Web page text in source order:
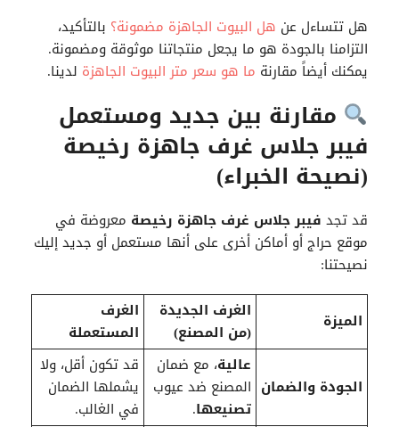
هل تتساءل عن هل البيوت الجاهزة مضمونة؟ بالتأكيد،
التزامنا بالجودة هو ما يجعل منتجاتنا موثوقة ومضمونة.
يمكنك أيضاً مقارنة ما هو سعر متر البيوت الجاهزة لدينا.
مقارنة بين جديد ومستعمل
فيبر جلاس غرف جاهزة رخيصة
(نصيحة الخبراء)
قد تجد فيبر جلاس غرف جاهزة رخيصة معروضة في
موقع حراج أو أماكن أخرى على أنها مستعمل أو جديد إليك
نصيحتنا:
الميزة
الغرف الجديدة
(من المصنع)
الغرف
المستعملة
الجودة والضمان
عالية، مع ضمان
المصنع ضد عيوب
تصنيعها.
قد تكون أقل، ولا
يشملها الضمان
في الغالب.